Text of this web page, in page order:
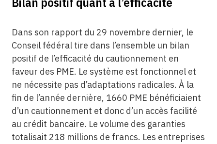
Dans son rapport du 29 novembre dernier, le
Conseil fédéral tire dans l’ensemble un bilan
positif de l’efficacité du cautionnement en
faveur des PME. Le système est fonctionnel et
ne nécessite pas d’adaptations radicales. À la
fin de l’année dernière, 1660 PME bénéficiaient
d’un cautionnement et donc d’un accès facilité
au crédit bancaire. Le volume des garanties
totalisait 218 millions de francs. Les entreprises